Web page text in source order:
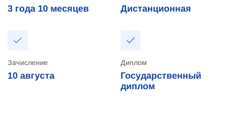
3 года 10 месяцев Дистанционная
Зачисление
10 августа
Диплом
Государственный
диплом